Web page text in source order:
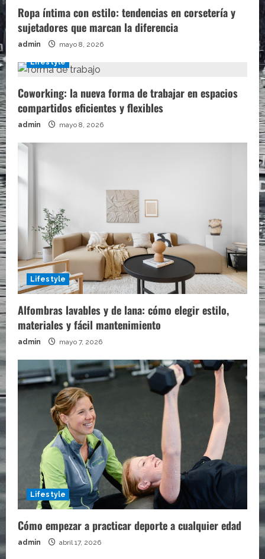
Ropa íntima con estilo: tendencias en corsetería y
sujetadores que marcan la diferencia
admin mayo 8, 2026
Lifestyle
Coworking: la nueva forma de trabajar en espacios
compartidos eficientes y flexibles
admin mayo 8, 2026
Lifestyle
Alfombras lavables y de lana: cómo elegir estilo,
materiales y fácil mantenimiento
admin mayo 7, 2026
Lifestyle
Cómo empezar a practicar deporte a cualquier edad
admin abril 17, 2026